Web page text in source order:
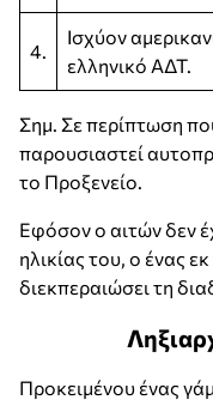
4.
Ισχύον
ελληνικό ΑΔΤ.
Σημ. Σε περίπτωση
παρουσιαστεί
το Προξενείο.
Εφόσον ο αιτών δεν
ηλικίας του, ο ένας
διεκπεραιώσει τη
Προκειμένου ένας